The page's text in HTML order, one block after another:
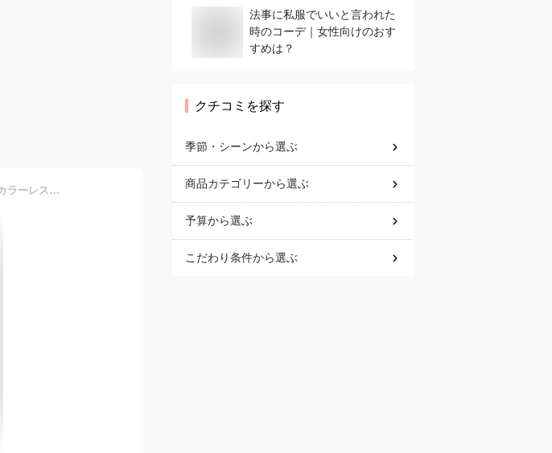
[ELENA] エレナ レディース 洗える オールシーズン 2点セット カラーレスジャケット ロングフレアワンピーススーツ 切り替えパネル ビジネスカジュアル 日本生地 通勤 喪服 礼服 (210522) 13号(AR)
法事に私服でいいと言われた
時のコーデ｜女性向けのおす
すめは？
クチコミを探す
季節・シーンから選ぶ
商品カテゴリーから選ぶ
予算から選ぶ
こだわり条件から選ぶ